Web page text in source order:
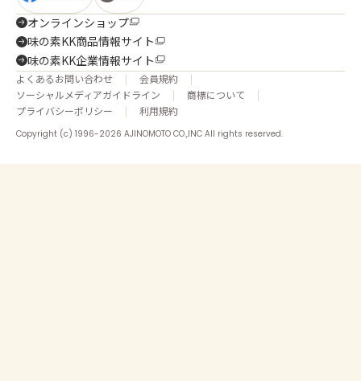
オンラインショップ
味の素KK商品情報サイト
味の素KK企業情報サイト
よくあるお問い合わせ
会員規約
ソーシャルメディアガイドライン
商標について
プライバシーポリシー
利用規約
Copyright (c) 1996-2026 AJINOMOTO CO.,INC All rights reserved.